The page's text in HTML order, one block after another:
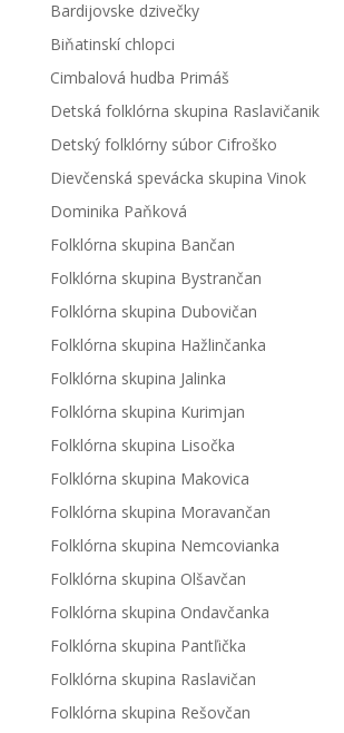
Bardijovske dzivečky
Biňatinskí chlopci
Cimbalová hudba Primáš
Detská folklórna skupina Raslavičanik
Detský folklórny súbor Cifroško
Dievčenská spevácka skupina Vinok
Dominika Paňková
Folklórna skupina Bančan
Folklórna skupina Bystrančan
Folklórna skupina Dubovičan
Folklórna skupina Hažlinčanka
Folklórna skupina Jalinka
Folklórna skupina Kurimjan
Folklórna skupina Lisočka
Folklórna skupina Makovica
Folklórna skupina Moravančan
Folklórna skupina Nemcovianka
Folklórna skupina Olšavčan
Folklórna skupina Ondavčanka
Folklórna skupina Pantľička
Folklórna skupina Raslavičan
Folklórna skupina Rešovčan